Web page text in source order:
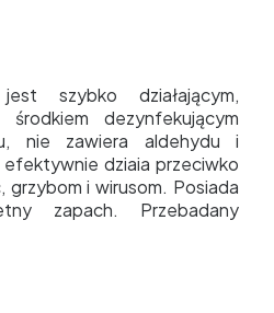
szybko działającym,
dezynfekującym
nie zawiera aldehydu i
dziaia przeciwko
grzybom i wirusom. Posiada
zapach. Przebadany